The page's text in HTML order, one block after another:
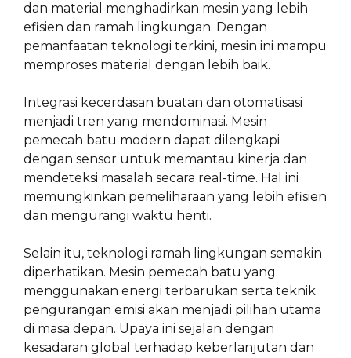
dan material menghadirkan mesin yang lebih
efisien dan ramah lingkungan. Dengan
pemanfaatan teknologi terkini, mesin ini mampu
memproses material dengan lebih baik.
Integrasi kecerdasan buatan dan otomatisasi
menjadi tren yang mendominasi. Mesin
pemecah batu modern dapat dilengkapi
dengan sensor untuk memantau kinerja dan
mendeteksi masalah secara real-time. Hal ini
memungkinkan pemeliharaan yang lebih efisien
dan mengurangi waktu henti.
Selain itu, teknologi ramah lingkungan semakin
diperhatikan. Mesin pemecah batu yang
menggunakan energi terbarukan serta teknik
pengurangan emisi akan menjadi pilihan utama
di masa depan. Upaya ini sejalan dengan
kesadaran global terhadap keberlanjutan dan